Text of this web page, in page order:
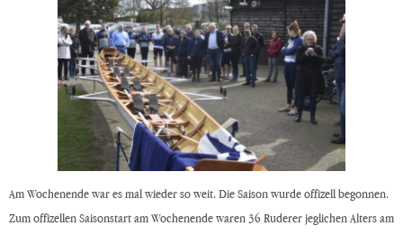
Am Wochenende war es mal wieder so weit. Die Saison wurde offizell begonnen.
Zum offizellen Saisonstart am Wochenende waren 36 Ruderer jeglichen Alters am